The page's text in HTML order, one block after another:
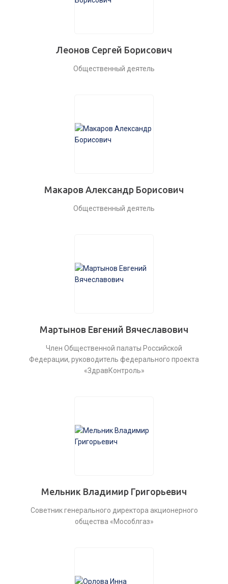
Леонов Сергей Борисович
Общественный деятель
Макаров Александр Борисович
Общественный деятель
Мартынов Евгений Вячеславович
Член Общественной палаты Российской
Федерации, руководитель федерального проекта
«ЗдравКонтроль»
Мельник Владимир Григорьевич
Советник генерального директора акционерного
общества «Мособлгаз»